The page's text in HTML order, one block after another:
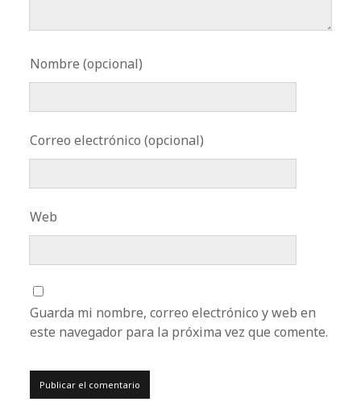
Nombre (opcional)
Correo electrónico (opcional)
Web
Guarda mi nombre, correo electrónico y web en
este navegador para la próxima vez que comente.